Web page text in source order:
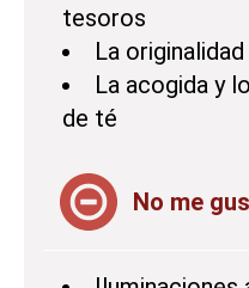
tesoros
La
La acogida y
de té
No me